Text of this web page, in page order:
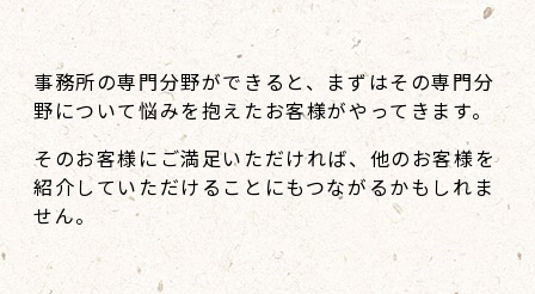
事務所の専門分野ができると、まずはその専門分
野について悩みを抱えたお客様がやってきます。
そのお客様にご満足いただければ、他のお客様を
紹介していただけることにもつながるかもしれま
せん。